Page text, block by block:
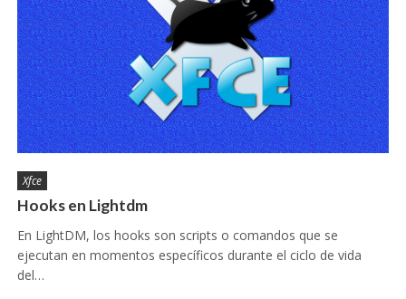
Xfce
Hooks en Lightdm
En LightDM, los hooks son scripts o comandos que se
ejecutan en momentos específicos durante el ciclo de vida
del…